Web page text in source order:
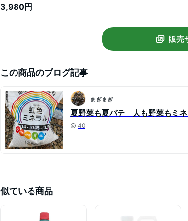
3,980円
販売
この商品のブログ記事
まぎまぎ
夏野菜も夏バテ 人も野菜もミ
40
似ている商品